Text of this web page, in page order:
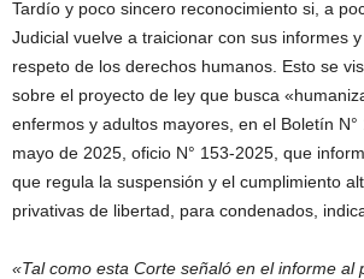
Tardío y poco sincero reconocimiento si, a
Judicial vuelve a traicionar con sus informes
respeto de los derechos humanos. Esto se
sobre el proyecto de ley que busca
enfermos y adultos mayores, en el Boletín
mayo de 2025, oficio N° 153-2025, que
que regula la suspensión y el cumplimiento
privativas de libertad, para condenados,
«Tal como esta Corte señaló en el informe al